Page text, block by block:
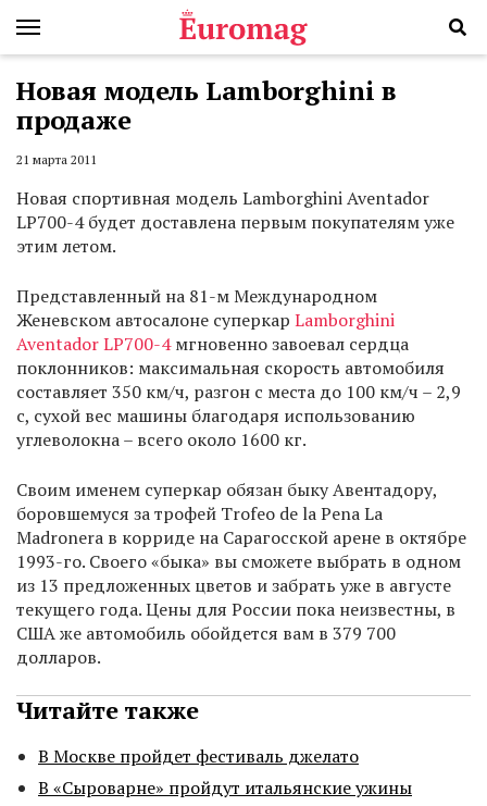
Новая модель Lamborghini в
продаже
21 марта 2011
Новая спортивная модель Lamborghini Aventador
LP700-4 будет доставлена первым покупателям уже
этим летом.
Представленный на 81-м Международном
Женевском автосалоне суперкар Lamborghini
Aventador LP700-4мгновенно завоевал сердца
поклонников: максимальная скорость автомобиля
составляет 350 км/ч, разгон с места до 100 км/ч – 2,9
с, сухой вес машины благодаря использованию
углеволокна – всего около 1600 кг.
Своим именем суперкар обязан быку Авентадору,
боровшемуся за трофей Trofeo de la Pena La
Madronera в корриде на Сарагосской арене в октябре
1993-го. Своего «быка» вы сможете выбрать в одном
из 13 предложенных цветов и забрать уже в августе
текущего года. Цены для России пока неизвестны, в
США же автомобиль обойдется вам в 379 700
долларов.
Читайте также
В Москве пройдет фестиваль джелато
В «Сыроварне» пройдут итальянские ужины